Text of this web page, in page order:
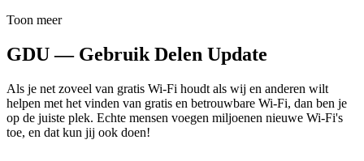
Toon meer
GDU — Gebruik Delen Update
Als je net zoveel van gratis Wi-Fi houdt als wij en anderen wilt
helpen met het vinden van gratis en betrouwbare Wi-Fi, dan ben je
op de juiste plek. Echte mensen voegen miljoenen nieuwe Wi-Fi's
toe, en dat kun jij ook doen!